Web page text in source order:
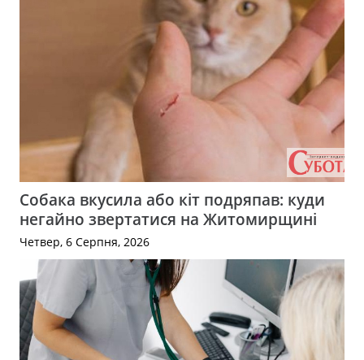
Собака вкусила або кіт подряпав: куди
негайно звертатися на Житомирщині
Четвер, 6 Серпня, 2026